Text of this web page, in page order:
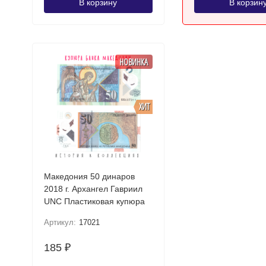
В корзину В
ХИТ
НОВИНКА
Македония 50 динаров
2018 г. Архангел Гавриил
UNC Пластиковая купюра
Артикул: 17021
185 ₽